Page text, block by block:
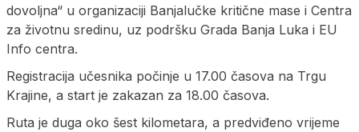
dovoljna“ u organizaciji Banjalučke kritične mase i Centra
za životnu sredinu, uz podršku Grada Banja Luka i EU
Info centra.
Registracija učesnika počinje u 17.00 časova na Trgu
Krajine, a start je zakazan za 18.00 časova.
Ruta je duga oko šest kilometara, a predviđeno vrijeme